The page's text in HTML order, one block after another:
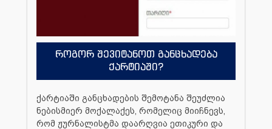
როგორ შევიტანოთ განცხადება
ქარტიაში?
ქარტიაში განცხადების შემოტანა შეუძლია
ნებისმიერ მოქალაქეს, რომელიც მიიჩნევს,
რომ ჟურნალისტმა დაარღვია ეთიკური და